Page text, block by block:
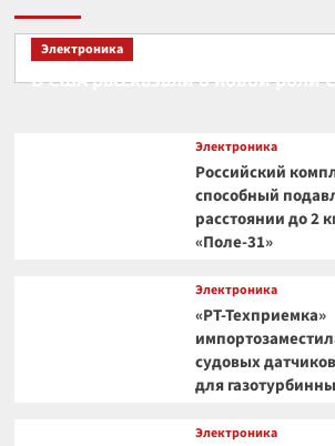
Электроника
В США рассказали о новой роли
Электроника
Российский
способный
расстоянии до 2
«Поле-31»
Электроника
«РТ-Техприемка»
судовых
для
Электроника